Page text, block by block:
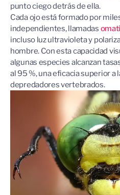
punto ciego detrás de ella.
Cada ojo está formado por
independientes, llamadas
incluso luz ultravioleta y
hombre. Con esta capacidad
algunas especies alcanzan
al 95 %, una eficacia superior a
depredadores vertebrados.